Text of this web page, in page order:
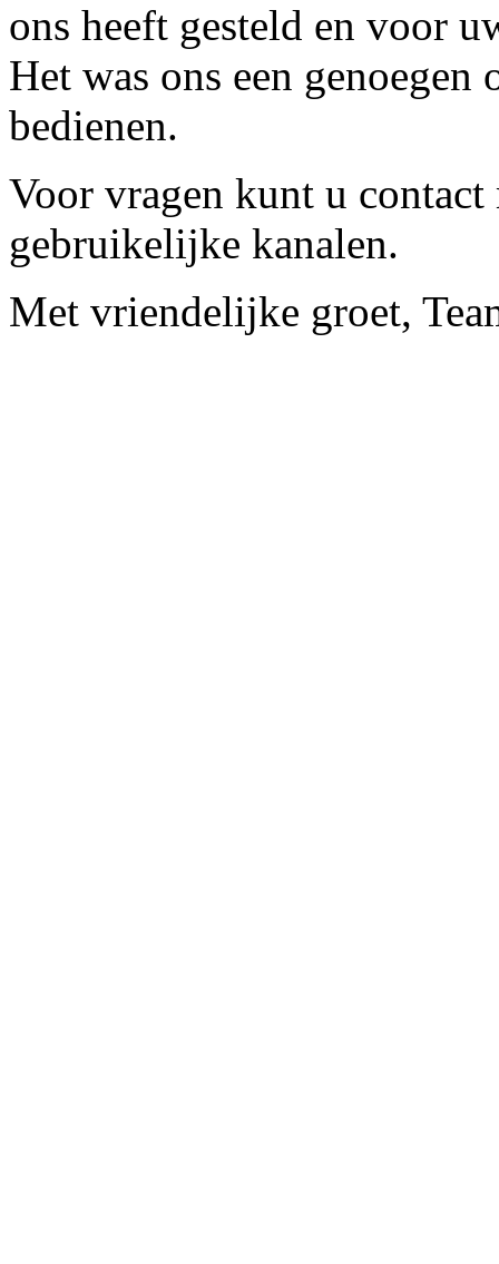
ons heeft gesteld en voor
Het was ons een
bedienen.
Voor vragen kunt u contact
gebruikelijke kanalen.
Met vriendelijke groet,